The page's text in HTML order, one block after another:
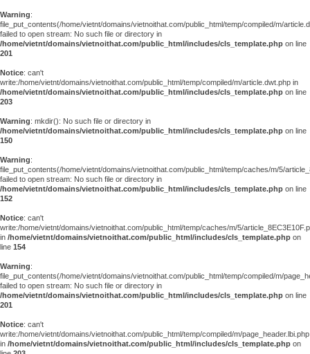
Warning:
file_put_contents(/home/vietnt/domains/vietnoithat.com/public_html/temp/compiled/m/
failed to open stream: No such file or directory in
/home/vietnt/domains/vietnoithat.com/public_html/includes/cls_template.php on line
201
Notice: can't
write:/home/vietnt/domains/vietnoithat.com/public_html/temp/compiled/m/article.dwt.php in
/home/vietnt/domains/vietnoithat.com/public_html/includes/cls_template.php on line
203
Warning: mkdir(): No such file or directory in
/home/vietnt/domains/vietnoithat.com/public_html/includes/cls_template.php on line
150
Warning:
file_put_contents(/home/vietnt/domains/vietnoithat.com/public_html/temp/caches/m/5/
failed to open stream: No such file or directory in
/home/vietnt/domains/vietnoithat.com/public_html/includes/cls_template.php on line
152
Notice: can't
write:/home/vietnt/domains/vietnoithat.com/public_html/temp/caches/m/5/
in /home/vietnt/domains/vietnoithat.com/public_html/includes/cls_template.php on
line 154
Warning:
file_put_contents(/home/vietnt/domains/vietnoithat.com/public_html/temp/compiled/m/
failed to open stream: No such file or directory in
/home/vietnt/domains/vietnoithat.com/public_html/includes/cls_template.php on line
201
Notice: can't
write:/home/vietnt/domains/vietnoithat.com/public_html/temp/compiled/m/page_header.lbi.php
in /home/vietnt/domains/vietnoithat.com/public_html/includes/cls_template.php on